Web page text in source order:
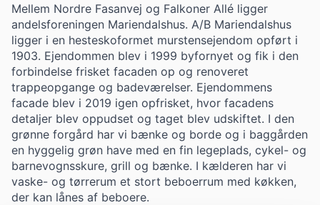
Mellem Nordre Fasanvej og Falkoner Allé ligger
andelsforeningen Mariendalshus. A/B Mariendalshus
ligger i en hesteskoformet murstensejendom opført i
1903. Ejendommen blev i 1999 byfornyet og fik i den
forbindelse frisket facaden op og renoveret
trappeopgange og badeværelser. Ejendommens
facade blev i 2019 igen opfrisket, hvor facadens
detaljer blev oppudset og taget blev udskiftet. I den
grønne forgård har vi bænke og borde og i baggården
en hyggelig grøn have med en fin legeplads, cykel- og
barnevognsskure, grill og bænke. I kælderen har vi
vaske- og tørrerum et stort beboerrum med køkken,
der kan lånes af beboere.